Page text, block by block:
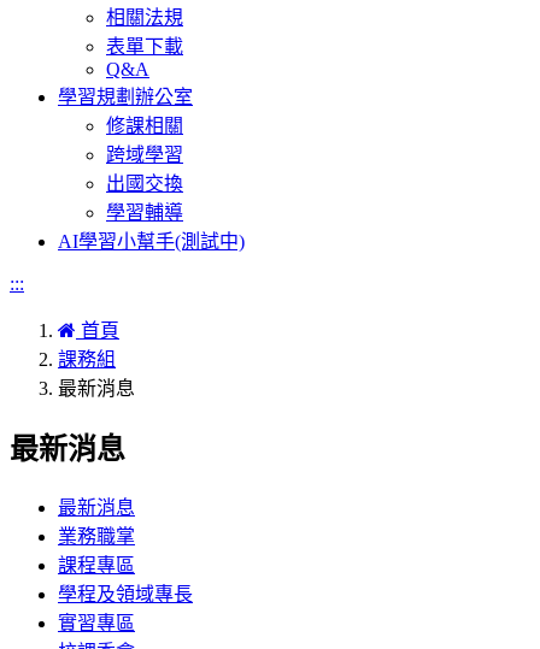
相關法規
表單下載
Q&A
學習規劃辦公室
修課相關
跨域學習
出國交換
學習輔導
AI學習小幫手(測試中)
:::
首頁
課務組
最新消息
最新消息
最新消息
業務職掌
課程專區
學程及領域專長
實習專區